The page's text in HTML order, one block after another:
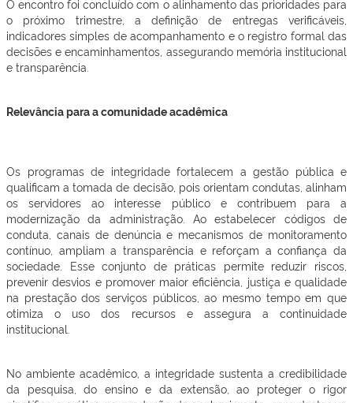
O encontro foi concluído com o alinhamento das prioridades para
o próximo trimestre, a definição de entregas verificáveis,
indicadores simples de acompanhamento e o registro formal das
decisões e encaminhamentos, assegurando memória institucional
e transparência.
Relevância para a comunidade acadêmica
Os programas de integridade fortalecem a gestão pública e
qualificam a tomada de decisão, pois orientam condutas, alinham
os servidores ao interesse público e contribuem para a
modernização da administração. Ao estabelecer códigos de
conduta, canais de denúncia e mecanismos de monitoramento
contínuo, ampliam a transparência e reforçam a confiança da
sociedade. Esse conjunto de práticas permite reduzir riscos,
prevenir desvios e promover maior eficiência, justiça e qualidade
na prestação dos serviços públicos, ao mesmo tempo em que
otimiza o uso dos recursos e assegura a continuidade
institucional.
No ambiente acadêmico, a integridade sustenta a credibilidade
da pesquisa, do ensino e da extensão, ao proteger o rigor